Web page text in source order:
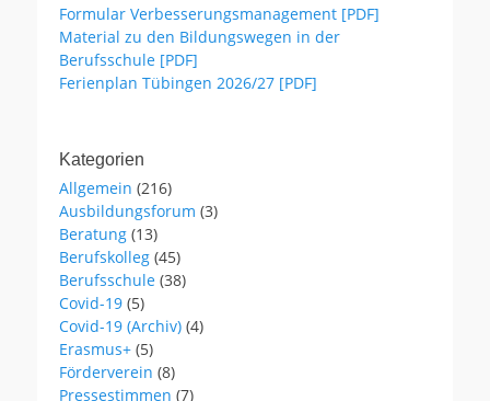
Formular Verbesserungsmanagement [PDF]
Material zu den Bildungswegen in der
Berufsschule [PDF]
Ferienplan Tübingen 2026/27 [PDF]
Kategorien
Allgemein (216)
Ausbildungsforum (3)
Beratung (13)
Berufskolleg (45)
Berufsschule (38)
Covid-19 (5)
Covid-19 (Archiv) (4)
Erasmus+ (5)
Förderverein (8)
Pressestimmen (7)